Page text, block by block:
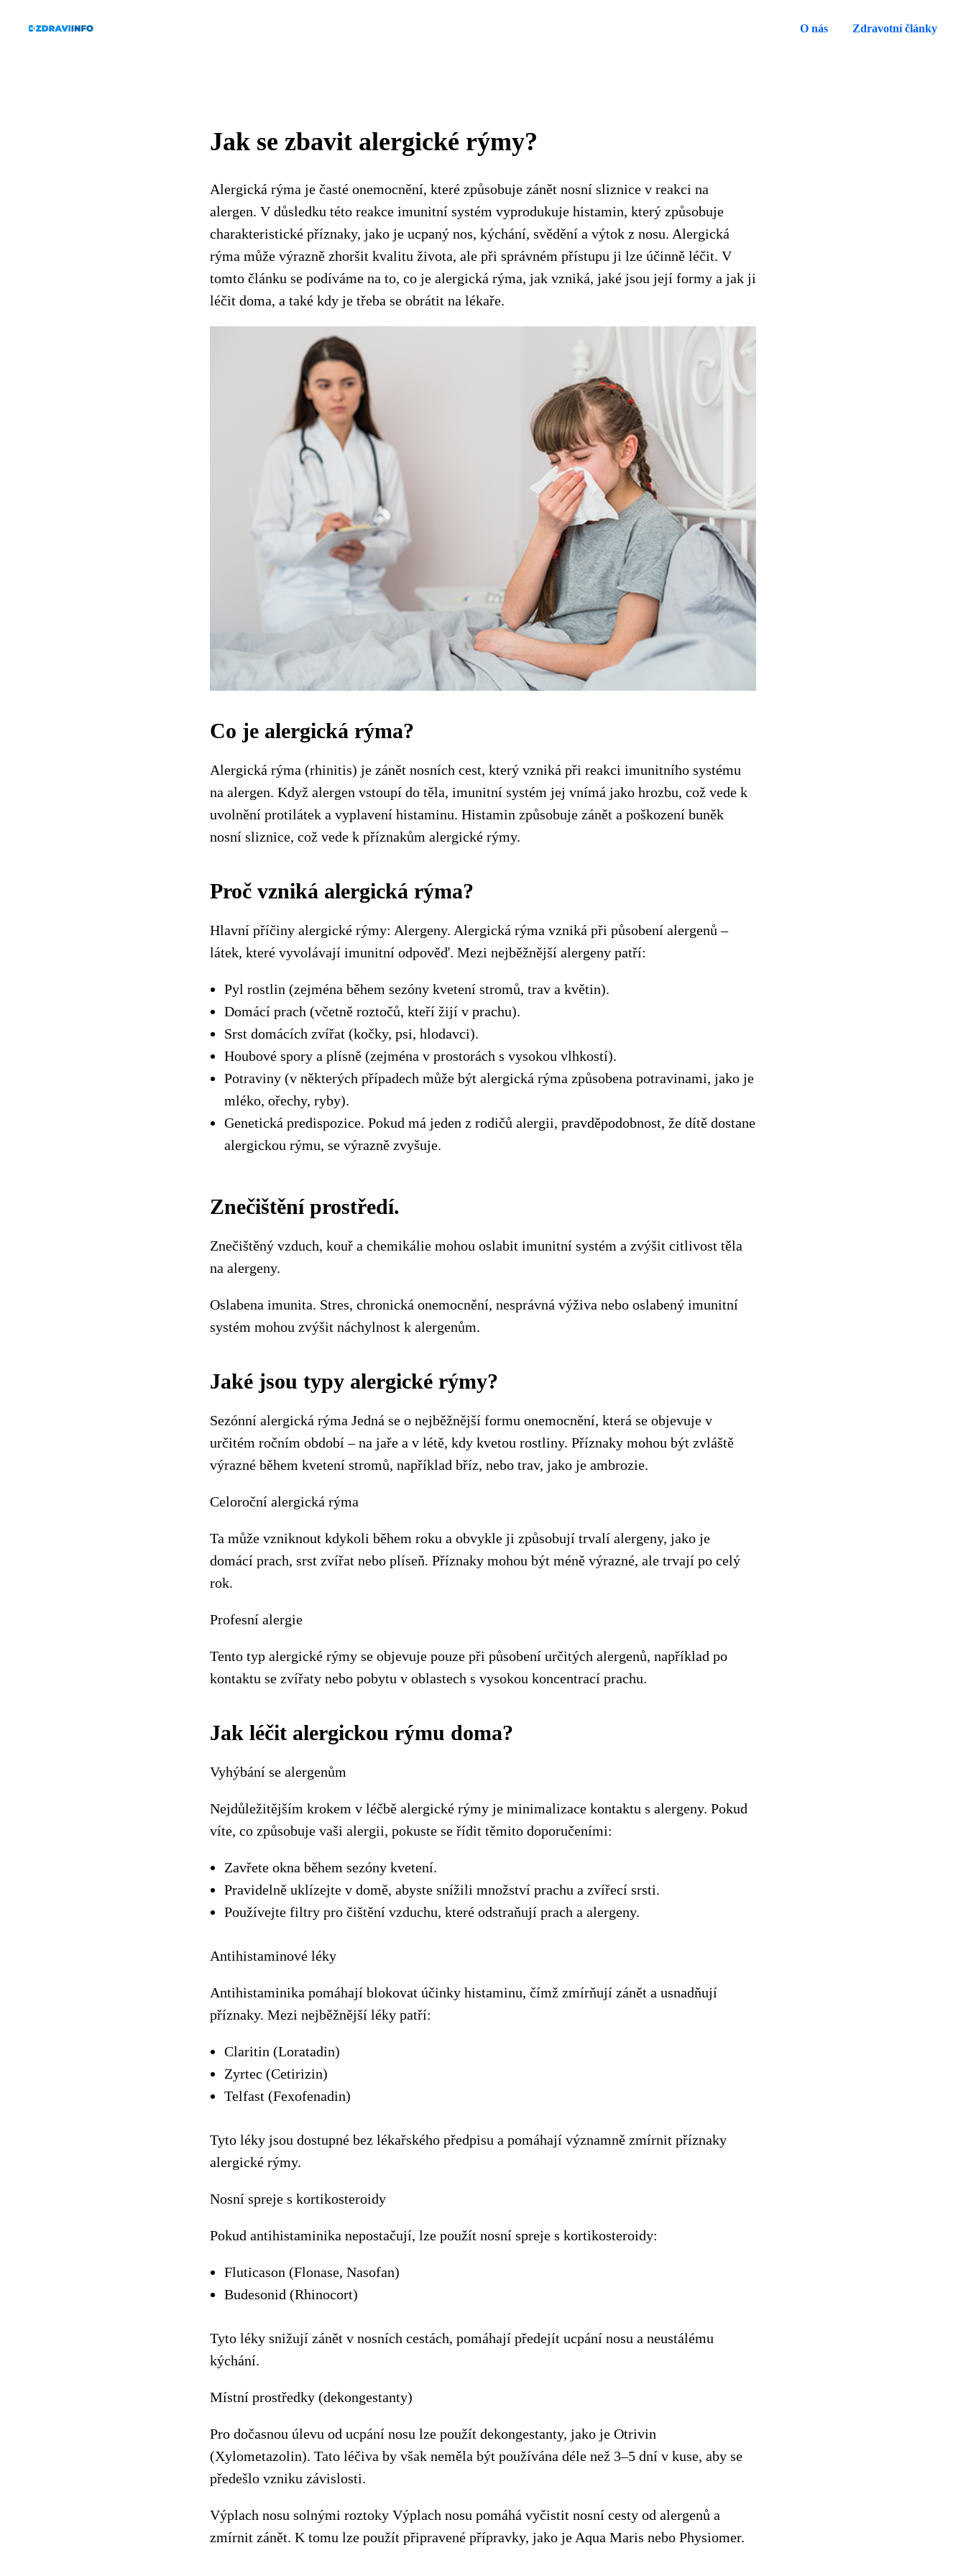
O nás Zdravotní články
Jak se zbavit alergické rýmy?
Alergická rýma je časté onemocnění, které způsobuje zánět nosní sliznice v reakci na
alergen. V důsledku této reakce imunitní systém vyprodukuje histamin, který způsobuje
charakteristické příznaky, jako je ucpaný nos, kýchání, svědění a výtok z nosu. Alergická
rýma může výrazně zhoršit kvalitu života, ale při správném přístupu ji lze účinně léčit. V
tomto článku se podíváme na to, co je alergická rýma, jak vzniká, jaké jsou její formy a jak ji
léčit doma, a také kdy je třeba se obrátit na lékaře.
Co je alergická rýma?
Alergická rýma (rhinitis) je zánět nosních cest, který vzniká při reakci imunitního systému
na alergen. Když alergen vstoupí do těla, imunitní systém jej vnímá jako hrozbu, což vede k
uvolnění protilátek a vyplavení histaminu. Histamin způsobuje zánět a poškození buněk
nosní sliznice, což vede k příznakům alergické rýmy.
Proč vzniká alergická rýma?
Hlavní příčiny alergické rýmy: Alergeny. Alergická rýma vzniká při působení alergenů –
látek, které vyvolávají imunitní odpověď. Mezi nejběžnější alergeny patří:
Pyl rostlin (zejména během sezóny kvetení stromů, trav a květin).
Domácí prach (včetně roztočů, kteří žijí v prachu).
Srst domácích zvířat (kočky, psi, hlodavci).
Houbové spory a plísně (zejména v prostorách s vysokou vlhkostí).
Potraviny (v některých případech může být alergická rýma způsobena potravinami, jako je
mléko, ořechy, ryby).
Genetická predispozice. Pokud má jeden z rodičů alergii, pravděpodobnost, že dítě dostane
alergickou rýmu, se výrazně zvyšuje.
Znečištění prostředí.
Znečištěný vzduch, kouř a chemikálie mohou oslabit imunitní systém a zvýšit citlivost těla
na alergeny.
Oslabena imunita. Stres, chronická onemocnění, nesprávná výživa nebo oslabený imunitní
systém mohou zvýšit náchylnost k alergenům.
Jaké jsou typy alergické rýmy?
Sezónní alergická rýma Jedná se o nejběžnější formu onemocnění, která se objevuje v
určitém ročním období – na jaře a v létě, kdy kvetou rostliny. Příznaky mohou být zvláště
výrazné během kvetení stromů, například bříz, nebo trav, jako je ambrozie.
Celoroční alergická rýma
Ta může vzniknout kdykoli během roku a obvykle ji způsobují trvalí alergeny, jako je
domácí prach, srst zvířat nebo plíseň. Příznaky mohou být méně výrazné, ale trvají po celý
rok.
Profesní alergie
Tento typ alergické rýmy se objevuje pouze při působení určitých alergenů, například po
kontaktu se zvířaty nebo pobytu v oblastech s vysokou koncentrací prachu.
Jak léčit alergickou rýmu doma?
Vyhýbání se alergenům
Nejdůležitějším krokem v léčbě alergické rýmy je minimalizace kontaktu s alergeny. Pokud
víte, co způsobuje vaši alergii, pokuste se řídit těmito doporučeními:
Zavřete okna během sezóny kvetení.
Pravidelně uklízejte v domě, abyste snížili množství prachu a zvířecí srsti.
Používejte filtry pro čištění vzduchu, které odstraňují prach a alergeny.
Antihistaminové léky
Antihistaminika pomáhají blokovat účinky histaminu, čímž zmírňují zánět a usnadňují
příznaky. Mezi nejběžnější léky patří:
Claritin (Loratadin)
Zyrtec (Cetirizin)
Telfast (Fexofenadin)
Tyto léky jsou dostupné bez lékařského předpisu a pomáhají významně zmírnit příznaky
alergické rýmy.
Nosní spreje s kortikosteroidy
Pokud antihistaminika nepostačují, lze použít nosní spreje s kortikosteroidy:
Fluticason (Flonase, Nasofan)
Budesonid (Rhinocort)
Tyto léky snižují zánět v nosních cestách, pomáhají předejít ucpání nosu a neustálému
kýchání.
Místní prostředky (dekongestanty)
Pro dočasnou úlevu od ucpání nosu lze použít dekongestanty, jako je Otrivin
(Xylometazolin). Tato léčiva by však neměla být používána déle než 3–5 dní v kuse, aby se
předešlo vzniku závislosti.
Výplach nosu solnými roztoky Výplach nosu pomáhá vyčistit nosní cesty od alergenů a
zmírnit zánět. K tomu lze použít připravené přípravky, jako je Aqua Maris nebo Physiomer.